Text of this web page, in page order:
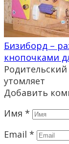
Бизиборд –
кнопочками
утомляет
Добавить
Имя *
Email *